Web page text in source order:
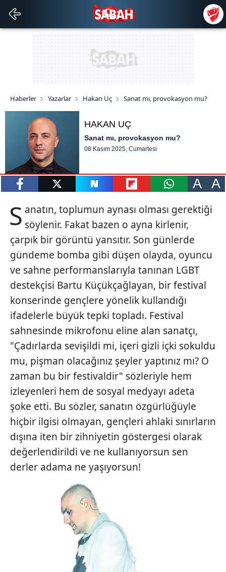
Haberler Yazarlar Hakan Uç Sanat mı, provokasyon mu?
HAKAN UÇ
Sanat mı, provokasyon mu?
08 Kasım 2025, Cumartesi
A A
S anatın, toplumun aynası olması gerektiği
söylenir. Fakat bazen o ayna kirlenir,
çarpık bir görüntü yansıtır. Son günlerde
gündeme bomba gibi düşen olayda, oyuncu
ve sahne performanslarıyla tanınan LGBT
destekçisi Bartu Küçükçağlayan, bir festival
konserinde gençlere yönelik kullandığı
ifadelerle büyük tepki topladı. Festival
sahnesinde mikrofonu eline alan sanatçı,
"Çadırlarda sevişildi mi, içeri gizli içki sokuldu
mu, pişman olacağınız şeyler yaptınız mı? O
zaman bu bir festivaldir" sözleriyle hem
izleyenleri hem de sosyal medyayı adeta
şoke etti. Bu sözler, sanatın özgürlüğüyle
hiçbir ilgisi olmayan, gençleri ahlaki sınırların
dışına iten bir zihniyetin göstergesi olarak
değerlendirildi ve ne kullanıyorsun sen
derler adama ne yaşıyorsun!